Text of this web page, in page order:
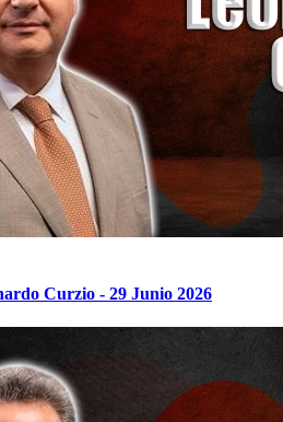
Curzio - 29 Junio 2026